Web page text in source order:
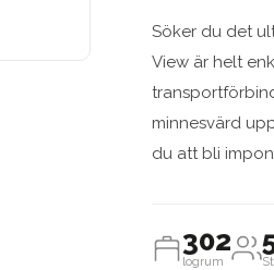
Söker du det
View är helt
minnesvärd
du att bli
302
logrum